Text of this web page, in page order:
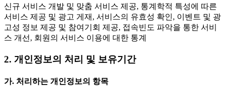
신규 서비스 개발 및 맞춤 서비스 제공, 통계학적 특성에 따른
서비스 제공 및 광고 게재, 서비스의 유효성 확인, 이벤트 및 광
고성 정보 제공 및 참여기회 제공, 접속빈도 파악을 통한 서비
스 개선, 회원의 서비스 이용에 대한 통계
2. 개인정보의 처리 및 보유기간
가. 처리하는 개인정보의 항목